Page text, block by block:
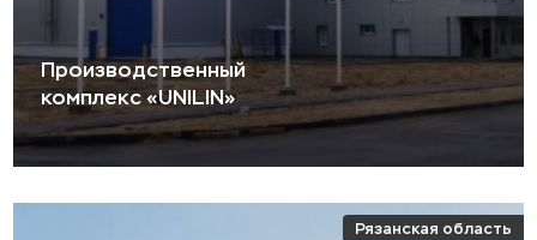
Производственный
комплекс «UNILIN»
Рязанская область